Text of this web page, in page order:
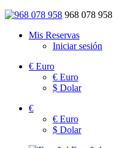
968 078 958
Mis Reservas
Iniciar sesión
€ Euro
€ Euro
$ Dolar
€
€ Euro
$ Dolar